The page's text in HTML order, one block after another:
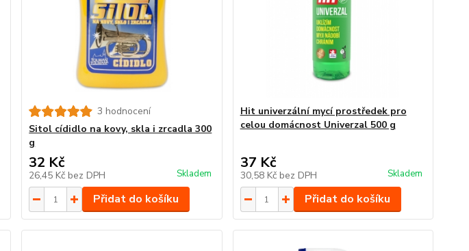
3 hodnocení
Sitol cídidlo na kovy, skla i zrcadla 300
g
32 Kč
26,45 Kč bez DPH Skladem
Přidat do košíku
Hit univerzální mycí prostředek pro
celou domácnost Univerzal 500 g
37 Kč
30,58 Kč bez DPH Skladem
Přidat do košíku